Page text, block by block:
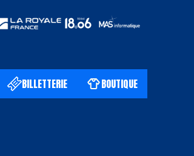
BILLETTERIE BOUTIQUE